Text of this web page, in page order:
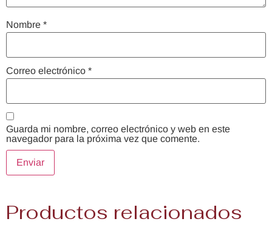
Nombre *
Correo electrónico *
Guarda mi nombre, correo electrónico y web en este
navegador para la próxima vez que comente.
Productos relacionados